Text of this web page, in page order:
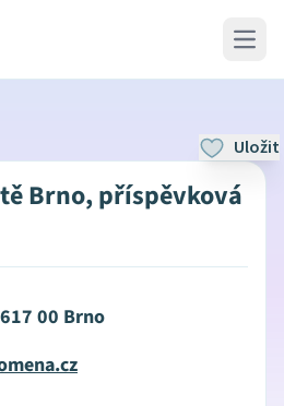
Open
Uložit
Brno, příspěvková
00 Brno